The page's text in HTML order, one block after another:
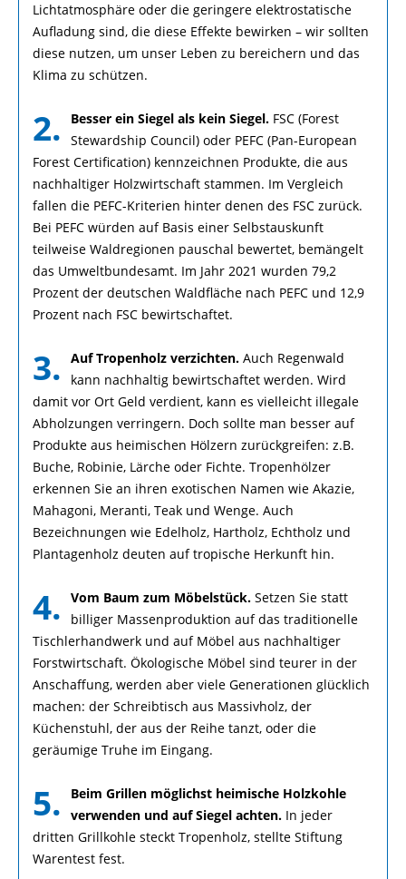
Lichtatmosphäre oder die geringere elektrostatische
Aufladung sind, die diese Effekte bewirken – wir sollten
diese nutzen, um unser Leben zu bereichern und das
Klima zu schützen.
2. Besser ein Siegel als kein Siegel. FSC (Forest
Stewardship Council) oder PEFC (Pan-European
Forest Certification) kennzeichnen Produkte, die aus
nachhaltiger Holzwirtschaft stammen. Im Vergleich
fallen die PEFC-Kriterien hinter denen des FSC zurück.
Bei PEFC würden auf Basis einer Selbstauskunft
teilweise Waldregionen pauschal bewertet, bemängelt
das Umweltbundesamt. Im Jahr 2021 wurden 79,2
Prozent der deutschen Waldfläche nach PEFC und 12,9
Prozent nach FSC bewirtschaftet.
3. Auf Tropenholz verzichten. Auch Regenwald
kann nachhaltig bewirtschaftet werden. Wird
damit vor Ort Geld verdient, kann es vielleicht illegale
Abholzungen verringern. Doch sollte man besser auf
Produkte aus heimischen Hölzern zurückgreifen: z.B.
Buche, Robinie, Lärche oder Fichte. Tropenhölzer
erkennen Sie an ihren exotischen Namen wie Akazie,
Mahagoni, Meranti, Teak und Wenge. Auch
Bezeichnungen wie Edelholz, Hartholz, Echtholz und
Plantagenholz deuten auf tropische Herkunft hin.
4. Vom Baum zum Möbelstück. Setzen Sie statt
billiger Massenproduktion auf das traditionelle
Tischlerhandwerk und auf Möbel aus nachhaltiger
Forstwirtschaft. Ökologische Möbel sind teurer in der
Anschaffung, werden aber viele Generationen glücklich
machen: der Schreibtisch aus Massivholz, der
Küchenstuhl, der aus der Reihe tanzt, oder die
geräumige Truhe im Eingang.
5.
Beim Grillen möglichst heimische Holzkohle
verwenden und auf Siegel achten. In jeder
dritten Grillkohle steckt Tropenholz, stellte Stiftung
Warentest fest.